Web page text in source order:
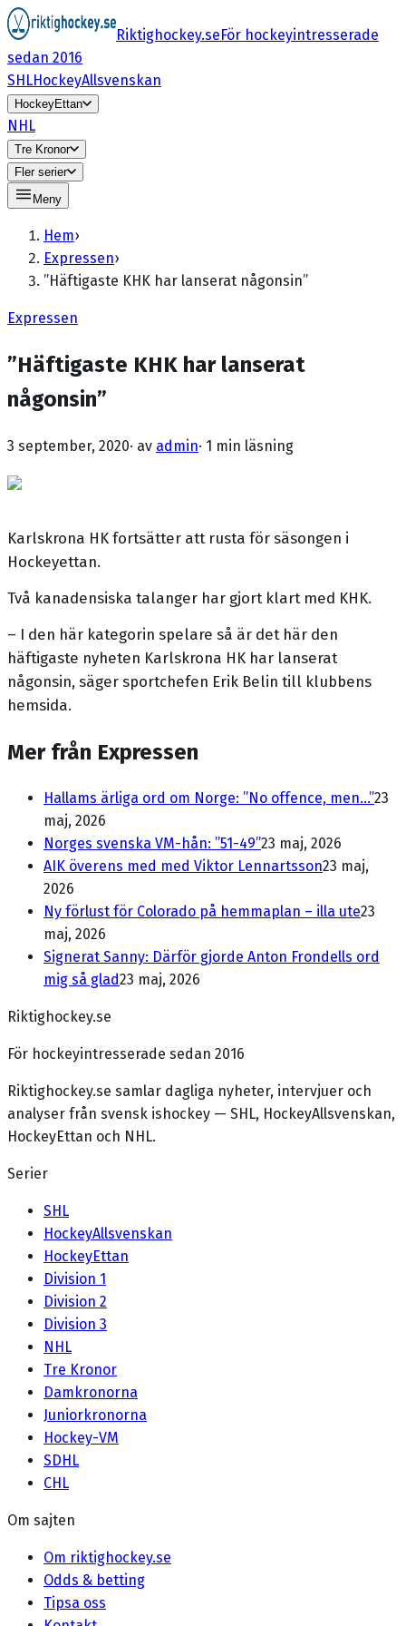
Riktighockey.seFör hockeyintresserade
sedan 2016
SHLHockeyAllsvenskan
HockeyEttan
NHL
Tre Kronor
Fler serier
Meny
Hem›
Expressen›
”Häftigaste KHK har lanserat någonsin”
Expressen
”Häftigaste KHK har lanserat
någonsin”
3 september, 2020· av admin· 1 min läsning
Karlskrona HK fortsätter att rusta för säsongen i
Hockeyettan.
Två kanadensiska talanger har gjort klart med KHK.
– I den här kategorin spelare så är det här den
häftigaste nyheten Karlskrona HK har lanserat
någonsin, säger sportchefen Erik Belin till klubbens
hemsida.
Mer från Expressen
Hallams ärliga ord om Norge: ”No offence, men...”23
maj, 2026
Norges svenska VM-hån: ”51-49”23 maj, 2026
AIK överens med med Viktor Lennartsson23 maj,
2026
Ny förlust för Colorado på hemmaplan – illa ute23
maj, 2026
Signerat Sanny: Därför gjorde Anton Frondells ord
mig så glad23 maj, 2026
Riktighockey.se
För hockeyintresserade sedan 2016
Riktighockey.se samlar dagliga nyheter, intervjuer och
analyser från svensk ishockey — SHL, HockeyAllsvenskan,
HockeyEttan och NHL.
Serier
SHL
HockeyAllsvenskan
HockeyEttan
Division 1
Division 2
Division 3
NHL
Tre Kronor
Damkronorna
Juniorkronorna
Hockey-VM
SDHL
CHL
Om sajten
Om riktighockey.se
Odds & betting
Tipsa oss